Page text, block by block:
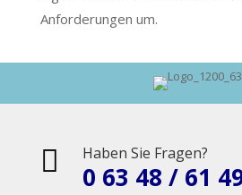
Anforderungen um.
 Haben Sie Fragen?
0 63 48 / 61